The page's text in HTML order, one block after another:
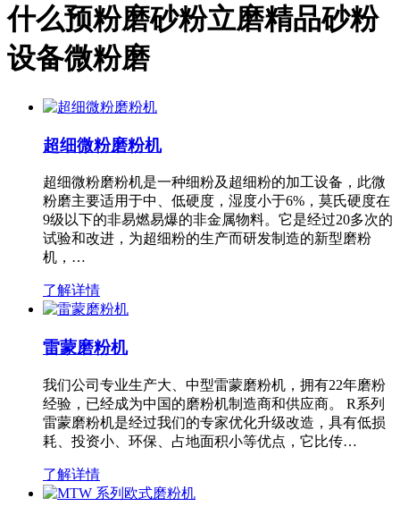
什么预粉磨砂粉立磨精品砂粉
设备微粉磨
超细微粉磨粉机
超细微粉磨粉机是一种细粉及超细粉的加工设备，此微
粉磨主要适用于中、低硬度，湿度小于6%，莫氏硬度在
9级以下的非易燃易爆的非金属物料。它是经过20多次的
试验和改进，为超细粉的生产而研发制造的新型磨粉
机，…
了解详情
雷蒙磨粉机
我们公司专业生产大、中型雷蒙磨粉机，拥有22年磨粉
经验，已经成为中国的磨粉机制造商和供应商。 R系列
雷蒙磨粉机是经过我们的专家优化升级改造，具有低损
耗、投资小、环保、占地面积小等优点，它比传…
了解详情